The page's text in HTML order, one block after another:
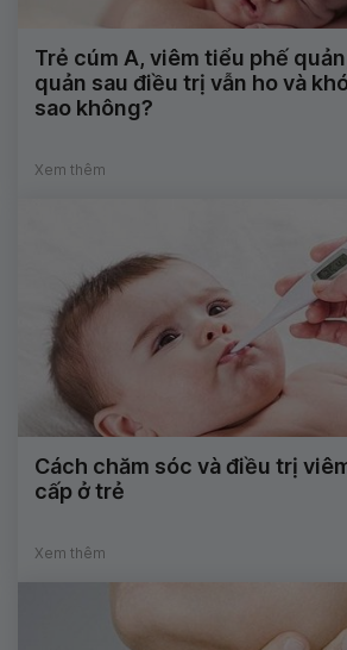
Trẻ cúm A, viêm tiểu phế
quản sau điều trị vẫn ho và
sao không?
Xem thêm
Cách chăm sóc và điều trị
cấp ở trẻ
Xem thêm